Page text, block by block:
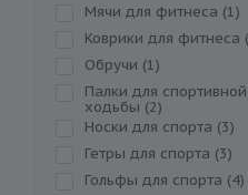
Мячи для фитнеса (1)
Коврики для фитнеса (
Обручи (1)
Палки для спортивной
ходьбы (2)
Носки для спорта (3)
Гетры для спорта (3)
Гольфы для спорта (4)